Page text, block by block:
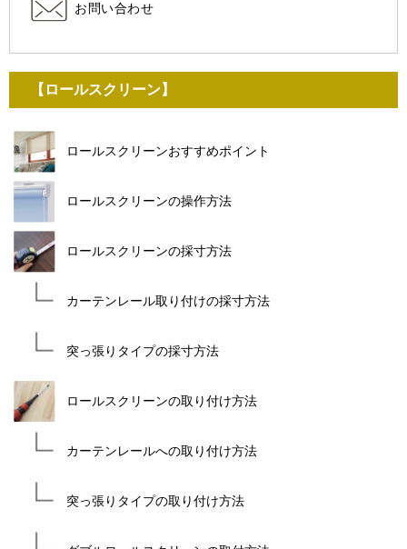
お問い合わせ
【ロールスクリーン】
ロールスクリーンおすすめポイント
ロールスクリーンの操作方法
ロールスクリーンの採寸方法
カーテンレール取り付けの採寸方法
突っ張りタイプの採寸方法
ロールスクリーンの取り付け方法
カーテンレールへの取り付け方法
突っ張りタイプの取り付け方法